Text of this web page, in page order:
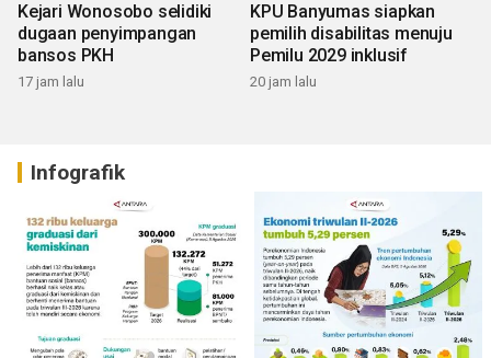
Kejari Wonosobo selidiki
dugaan penyimpangan
bansos PKH
17 jam lalu
KPU Banyumas siapkan
pemilih disabilitas menuju
Pemilu 2029 inklusif
20 jam lalu
Infografik